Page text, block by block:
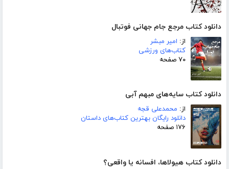
دانلود کتاب مرجع جام جهانی فوتبال
از: امیر مبشر
کتاب‌های ورزشی
۷۰ صفحه
دانلود کتاب سایه‌های مبهم آبی
از: محمدعلی قجه
دانلود رایگان بهترین کتاب‌های داستان
۱۷۶ صفحه
دانلود کتاب هیولاها، افسانه یا واقعی؟